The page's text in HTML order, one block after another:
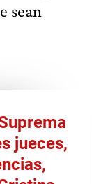
sean
jueces,